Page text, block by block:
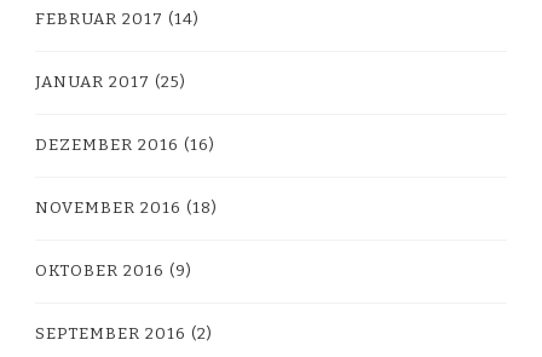
FEBRUAR 2017 (14)
JANUAR 2017 (25)
DEZEMBER 2016 (16)
NOVEMBER 2016 (18)
OKTOBER 2016 (9)
SEPTEMBER 2016 (2)